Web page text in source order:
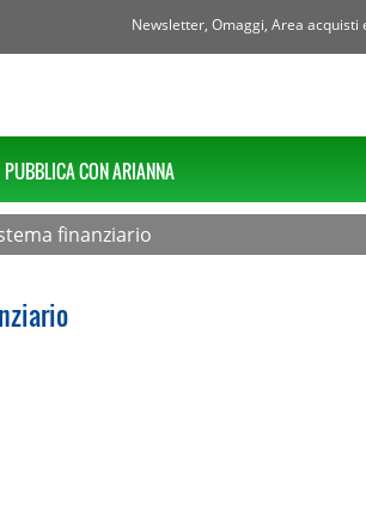
Newsletter, Omaggi, Area
PUBBLICA CON ARIANNA
finanziario